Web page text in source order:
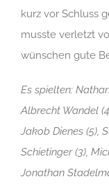
kurz vor Schluss
musste verletzt
wünschen gute
Es spielten:
Albrecht Wandel
Jakob Dienes (5),
Schietinger (3),
Jonathan